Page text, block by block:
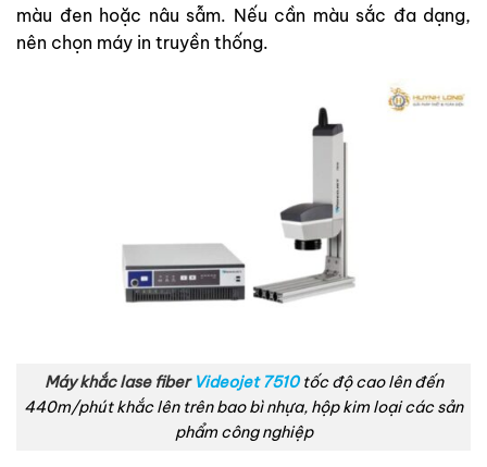
màu đen hoặc nâu sẫm. Nếu cần màu sắc đa dạng,
nên chọn máy in truyền thống.
Máy khắc lase fiber Videojet 7510tốc độ cao lên đến
440m/phút khắc lên trên bao bì nhựa, hộp kim loại các sản
phẩm công nghiệp